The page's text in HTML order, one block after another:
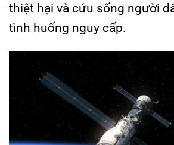
thiệt hại và cứu sống người
tình huống nguy cấp.